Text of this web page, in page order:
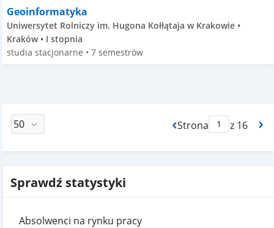
Geoinformatyka
Uniwersytet Rolniczy im. Hugona Kołłątaja w Krakowie •
Kraków • I stopnia
studia stacjonarne • 7 semestrów
Strona
Max Stronaz 16
Sprawdź statystyki
Absolwenci na rynku pracy